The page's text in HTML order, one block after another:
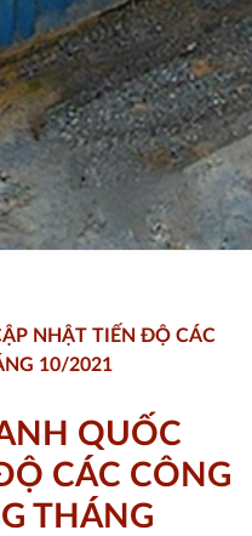
NHẬT TIẾN ĐỘ CÁC
10/2021
QUỐC
CÁC CÔNG
THÁNG